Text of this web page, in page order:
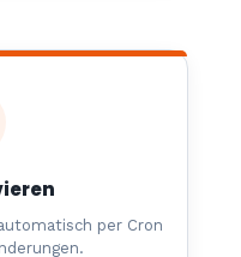
per Cron